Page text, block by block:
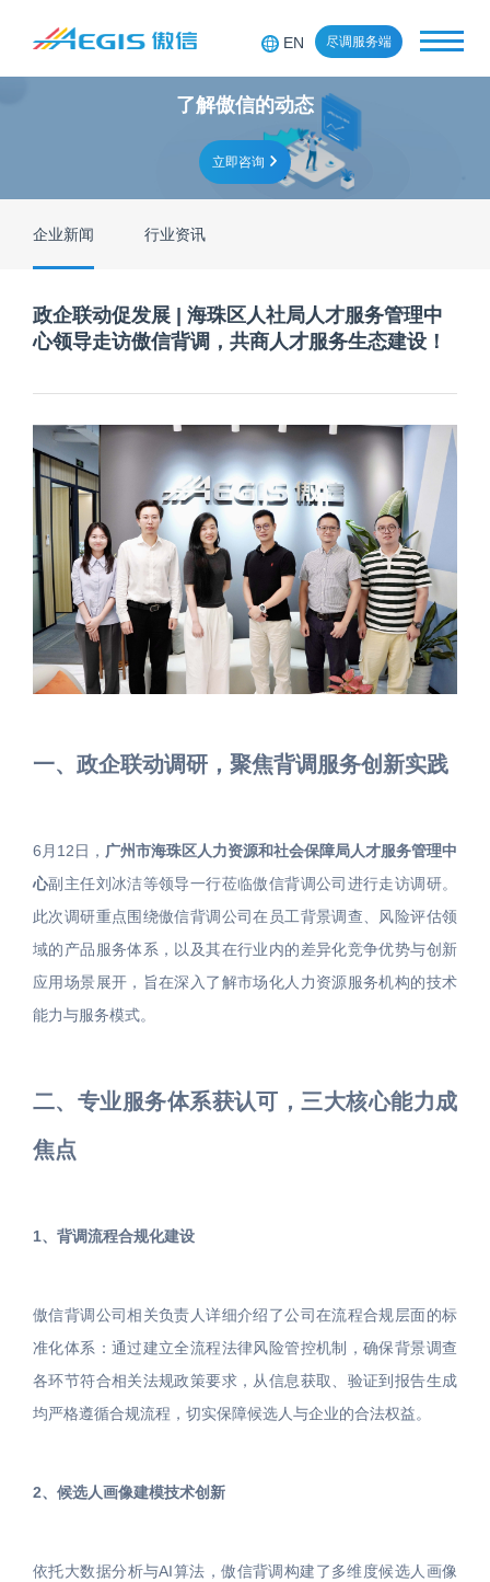
EN 尽调服务端
了解傲信的动态
立即咨询
企业新闻 行业资讯
政企联动促发展 | 海珠区人社局人才服务管理中
心领导走访傲信背调，共商人才服务生态建设！
一、政企联动调研，聚焦背调服务创新实践
6月12日， 广州市海珠区人力资源和社会保障局人才服务管理中
心副主任刘冰洁等领导一行莅临傲信背调公司进行走访调研。
此次调研重点围绕傲信背调公司在员工背景调查、风险评估领
域的产品服务体系，以及其在行业内的差异化竞争优势与创新
应用场景展开，旨在深入了解市场化人力资源服务机构的技术
能力与服务模式。
二、专业服务体系获认可，三大核心能力成
焦点
1、背调流程合规化建设
傲信背调公司相关负责人详细介绍了公司在流程合规层面的标
准化体系：通过建立全流程法律风险管控机制，确保背景调查
各环节符合相关法规政策要求，从信息获取、验证到报告生成
均严格遵循合规流程，切实保障候选人与企业的合法权益。
2、候选人画像建模技术创新
依托大数据分析与AI算法，傲信背调构建了多维度候选人画像